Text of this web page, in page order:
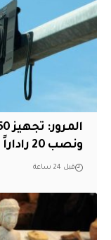
ونصب 20 راداراً في بغداد
قبل 24 ساعة